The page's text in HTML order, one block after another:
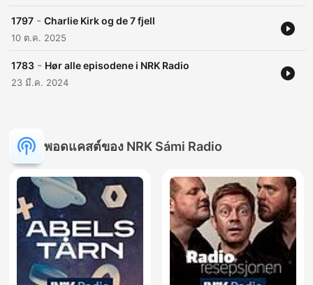
1797 - Charlie Kirk og de 7 fjell
10 ต.ค. 2025
1783 - Hør alle episodene i NRK Radio
23 มี.ค. 2024
พอดแคสต์ของ NRK Sámi Radio